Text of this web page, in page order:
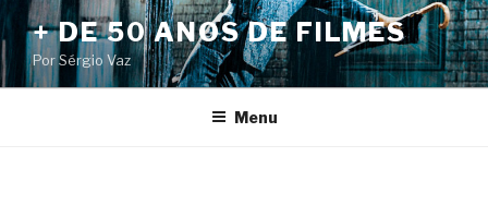
Pular
para
o
conteúdo
+ DE 50 ANOS DE FILMES
Por Sérgio Vaz
Menu